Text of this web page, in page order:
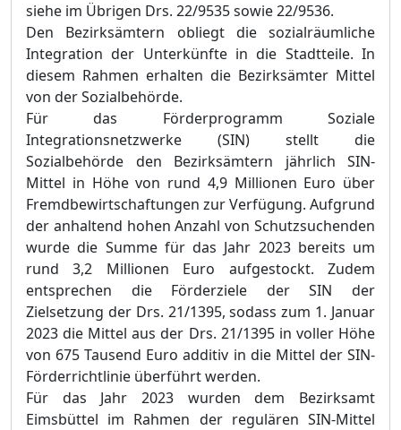
siehe im Übrigen Drs. 22/9535 sowie 22/9536.
Den Bezirksämtern obliegt die sozialräumliche
Integration der Unterkünfte in die Stadtteile. In
diesem Rahmen erhalten die Bezirksämter Mittel
von der Sozialbehörde.
Für das Förderprogramm Soziale
Integrationsnetzwerke (SIN) stellt die
Sozialbehörde den Bezirksämtern jährlich SIN-
Mittel in Höhe von rund 4,9 Millionen Euro über
Fremdbewirtschaftungen zur Verfügung. Aufgrund
der anhaltend hohen Anzahl von Schutzsuchenden
wurde die Summe für das Jahr 2023 bereits um
rund 3,2 Millionen Euro aufgestockt. Zudem
entsprechen die Förderziele der SIN der
Zielsetzung der Drs. 21/1395, sodass zum 1. Januar
2023 die Mittel aus der Drs. 21/1395 in voller Höhe
von 675 Tausend Euro additiv in die Mittel der SIN-
Förderrichtlinie überführt werden.
Für das Jahr 2023 wurden dem Bezirksamt
Eimsbüttel im Rahmen der regulären SIN-Mittel